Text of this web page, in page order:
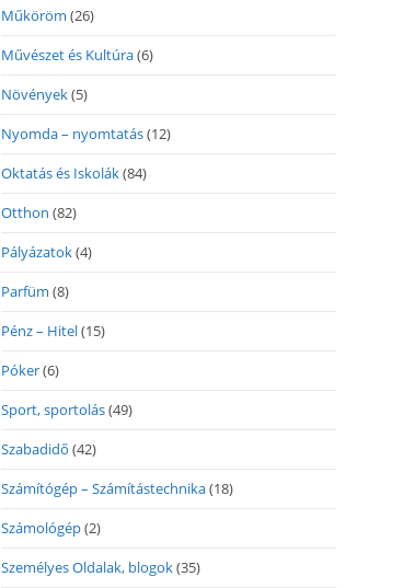
Műköröm (26)
Művészet és Kultúra(6)
Növények(5)
Nyomda – nyomtatás(12)
Oktatás és Iskolák(84)
Otthon (82)
Pályázatok(4)
Parfüm (8)
Pénz – Hitel(15)
Póker(6)
Sport, sportolás(49)
Szabadidő (42)
Számítógép – Számítástechnika(18)
Számológép(2)
Személyes Oldalak, blogok(35)